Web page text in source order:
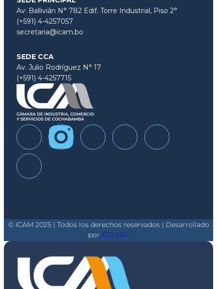
Av. Ballivián N° 782 Edif. Torre Industrial, Piso 2°
(+591) 4-4257057
secretaria@icam.bo
SEDE CCA
Av. Julio Rodríguez N° 17
(+591) 4-4257715
© ICAM 2025 | Todos los derechos reservados | Desarrollado
por EJE SRL